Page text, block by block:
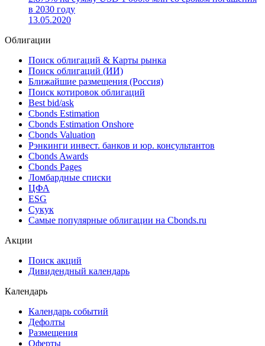
26.02.2021
Новый выпуск: Эмитент America Movil разместил
2.875% на сумму USD 1 000.0 млн со сроком погашения
13.05.2020
Облигации
Поиск облигаций & Карты рынка
Поиск облигаций (ИИ)
Ближайшие размещения (Россия)
Поиск котировок облигаций
Best bid/ask
Cbonds Estimation
Cbonds Estimation Onshore
Cbonds Valuation
Рэнкинги инвест. банков и юр. консультантов
Cbonds Awards
Cbonds Pages
Ломбардные списки
ESG
Самые популярные облигации на Cbonds.ru
Дивидендный календарь
Календарь